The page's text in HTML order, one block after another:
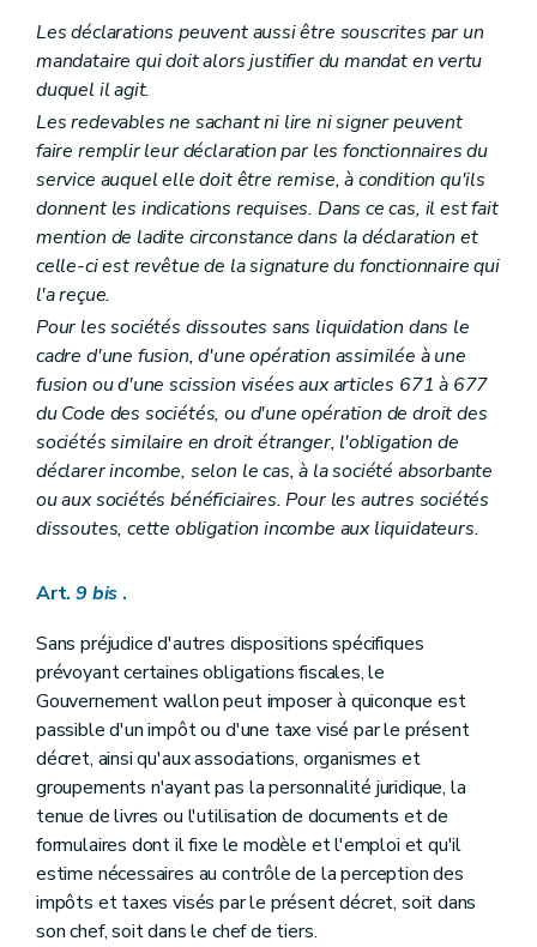
Les déclarations peuvent aussi être souscrites par un
mandataire qui doit alors justifier du mandat en vertu
duquel il agit.
Les redevables ne sachant ni lire ni signer peuvent
faire remplir leur déclaration par les fonctionnaires du
service auquel elle doit être remise, à condition qu'ils
donnent les indications requises. Dans ce cas, il est fait
mention de ladite circonstance dans la déclaration et
celle-ci est revêtue de la signature du fonctionnaire qui
l'a reçue.
Pour les sociétés dissoutes sans liquidation dans le
cadre d'une fusion, d'une opération assimilée à une
fusion ou d'une scission visées aux articles 671 à 677
du Code des sociétés, ou d'une opération de droit des
sociétés similaire en droit étranger, l'obligation de
déclarer incombe, selon le cas, à la société absorbante
ou aux sociétés bénéficiaires. Pour les autres sociétés
dissoutes, cette obligation incombe aux liquidateurs.
Art.9bis .
Sans préjudice d'autres dispositions spécifiques
prévoyant certaines obligations fiscales, le
Gouvernement wallon peut imposer à quiconque est
passible d'un impôt ou d'une taxe visé par le présent
décret, ainsi qu'aux associations, organismes et
groupements n'ayant pas la personnalité juridique, la
tenue de livres ou l'utilisation de documents et de
formulaires dont il fixe le modèle et l'emploi et qu'il
estime nécessaires au contrôle de la perception des
impôts et taxes visés par le présent décret, soit dans
son chef, soit dans le chef de tiers.